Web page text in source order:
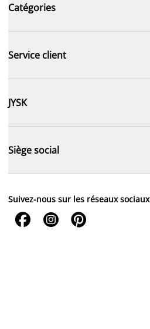
Catégories
Service client
JYSK
Siège social
Suivez-nous sur les réseaux sociaux
  